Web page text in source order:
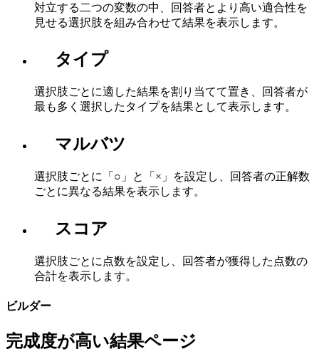
対立する二つの変数の中、回答者とより高い適合性を
見せる選択肢を組み合わせて結果を表示します。
タイプ
選択肢ごとに適した結果を割り当てて置き、回答者が
最も多く選択したタイプを結果として表示します。
マルバツ
選択肢ごとに「○」と「×」を設定し、回答者の正解数
ごとに異なる結果を表示します。
スコア
選択肢ごとに点数を設定し、回答者が獲得した点数の
合計を表示します。
ビルダー
完成度が高い結果ページ